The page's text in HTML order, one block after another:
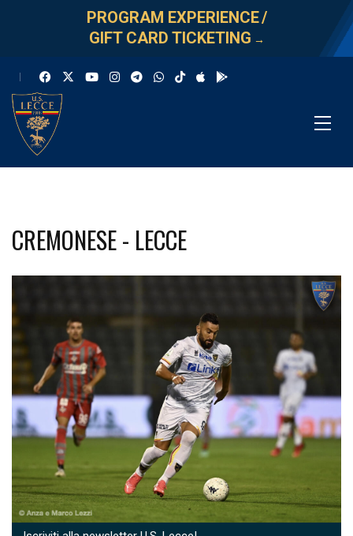
PROGRAM EXPERIENCE/
GIFT CARD TICKETING →
CREMONESE - LECCE